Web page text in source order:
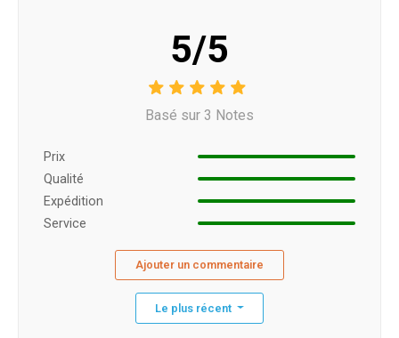
5/5
Basé sur 3 Notes
Prix ​​
Qualité
Expédition
Service
Ajouter un commentaire
Le plus récent